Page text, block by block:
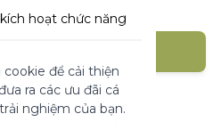
hội(1)
hoạt chức năng
thường. Chúng
trang web có thể sử
kích hoạt chức
để cải thiện
ra các ưu đãi cá
nghiệm của bạn.